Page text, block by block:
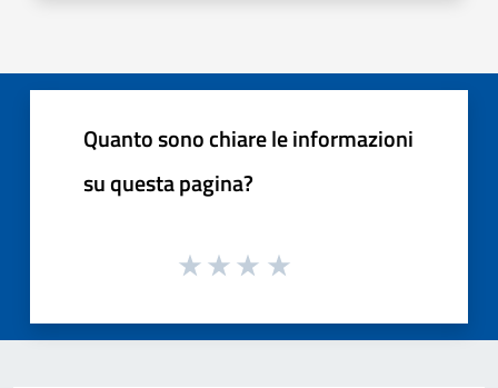
Quanto sono chiare le informazioni
su questa pagina?